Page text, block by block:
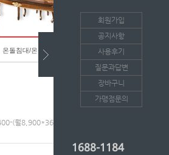
온돌침대/온돌소파
(월8,900*36개월의무/등록비면제)
회원가입
공지사항
사용후기
질문과답변
장바구니
가맹점문의
1688-1184